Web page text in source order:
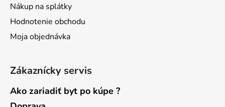
Nákup na splátky
Hodnotenie obchodu
Moja objednávka
Zákaznícky servis
Ako zariadiť byt po kúpe ?